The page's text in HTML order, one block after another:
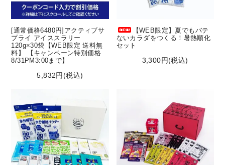
[通常価格6480円]アクティブサ
プライ アイススラリー
120g×30袋【WEB限定 送料無
料】 【キャンペーン特別価格
8/31PM3:00まで】
5,832円(税込)
【WEB限定】夏でもバテ
ないカラダをつくる！暑熱順化
セット
3,300円(税込)